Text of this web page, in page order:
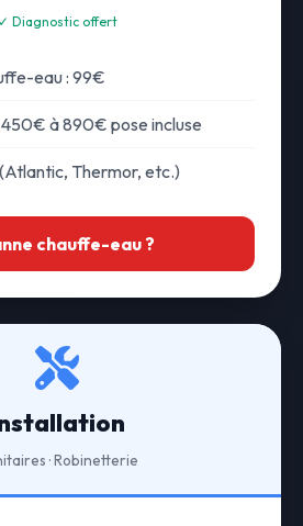
✓ Diagnostic offert
eau : 99€
à 890€ pose incluse
Thermor, etc.)
chauffe-eau ?
· Robinetterie